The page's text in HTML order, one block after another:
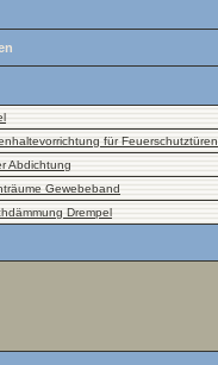
für Feuerschutztüren
Abdichtung
Gewebeband
Drempel